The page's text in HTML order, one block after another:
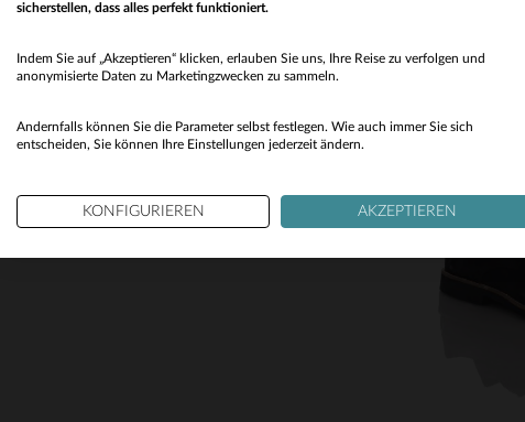
sicherstellen, dass alles perfekt funktioniert.
Indem Sie auf „Akzeptieren“ klicken, erlauben Sie uns, Ihre Reise zu verfolgen und
anonymisierte Daten zu Marketingzwecken zu sammeln.
Andernfalls können Sie die Parameter selbst festlegen. Wie auch immer Sie sich
entscheiden, Sie können Ihre Einstellungen jederzeit ändern.
KONFIGURIEREN AKZEPTIEREN